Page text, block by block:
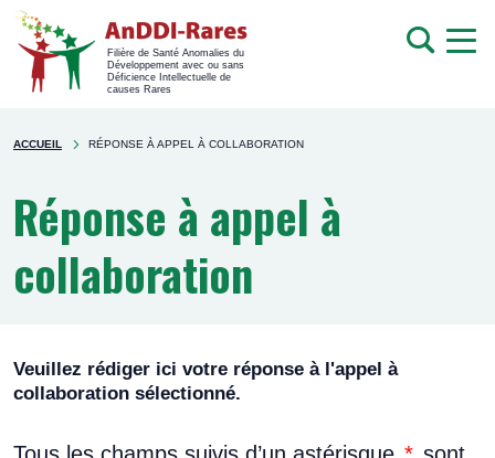
Filière de Santé Anomalies du
Développement avec ou sans
Déficience Intellectuelle de
causes Rares
Rechercher
sur
You're
ACCUEIL RÉPONSE À APPEL À COLLABORATION
Réponse à appel à
collaboration
Veuillez rédiger ici votre réponse à l'appel à
collaboration sélectionné.